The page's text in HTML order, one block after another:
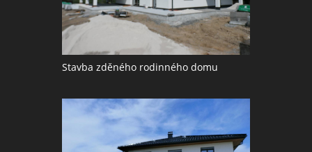
Stavba zděného rodinného domu